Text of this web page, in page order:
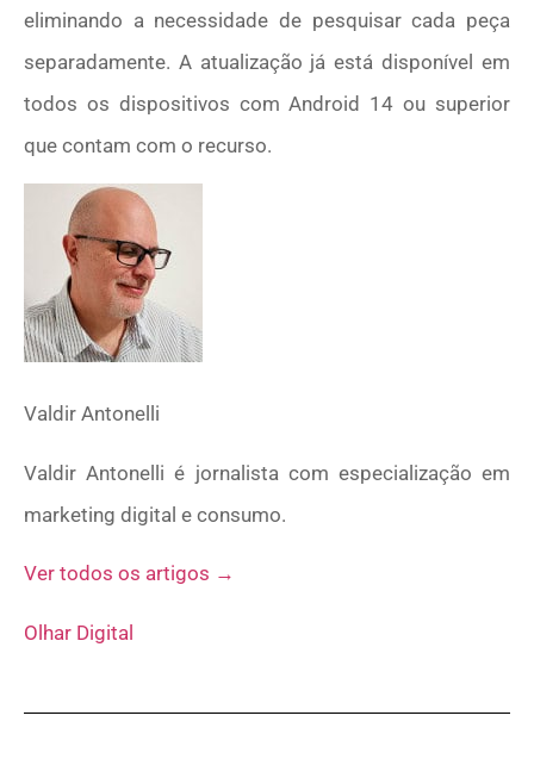
eliminando a necessidade de pesquisar cada peça
separadamente. A atualização já está disponível em
todos os dispositivos com Android 14 ou superior
que contam com o recurso.
Valdir Antonelli
Valdir Antonelli é jornalista com especialização em
marketing digital e consumo.
Ver todos os artigos →
Olhar Digital